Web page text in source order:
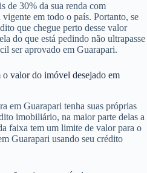
de 30% da sua renda com
em todo o país. Portanto, se
que chegue perto desse valor
do que está pedindo não ultrapasse
ser aprovado em Guarapari.
valor do imóvel desejado em
em Guarapari tenha suas próprias
imobiliário, na maior parte delas a
faixa tem um limite de valor para o
Guarapari usando seu crédito